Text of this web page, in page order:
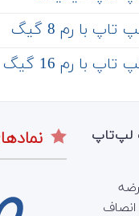
تاپ با رم 8 گیگ
تاپ با رم 16 گیگ
لپ‌تاپ